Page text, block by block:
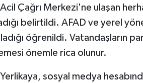
Çağrı Merkezi'ne ulaşan
belirtildi. AFAD ve yerel
öğrenildi. Vatandaşların
önemle rica olunur.
Yerlikaya, sosyal medya